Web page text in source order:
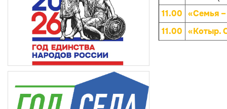
11.00 «Семья
11.00 «Котыр.